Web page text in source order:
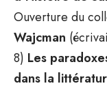
Ouverture du
Wajcman
8) Les
dans la